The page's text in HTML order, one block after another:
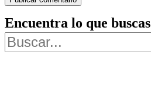
Encuentra lo que buscas